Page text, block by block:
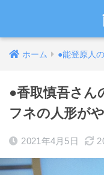
ホーム ●能登原人
●香取慎吾さ
フネの人形が
2021年4月5日